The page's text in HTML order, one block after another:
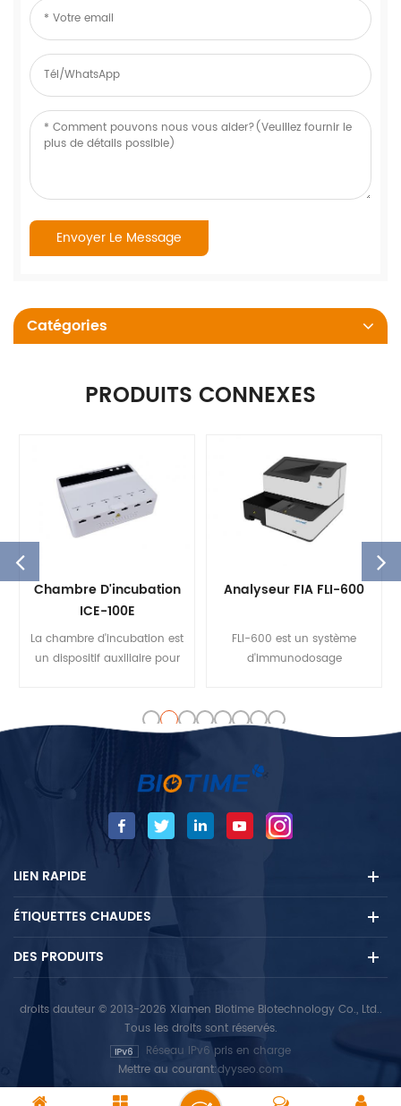
Catégories
PRODUITS CONNEXES
Chambre D'incubation
ICE-100E
La chambre d'incubation est
un dispositif auxiliaire pour
fluorescence de Biotime. La
température et le temps de
réaction sont critiques pour
les résultats des tests. La
chambre d'incubation
fournit un environnement
optimisé ainsi que des
minuteries automatiques
pour les réactions aux tests
afin d'améliorer la fiabilité
des résultats des tests.
Analyseur FIA FLI-600
FLI-600 est un système
d'immunodosage
mesurer la concentration
quantitative de l'analyte
automatisé permet
d'effectuer plusieurs tests
simultanés pour six
échantillons différents.
LIEN RAPIDE
ÉTIQUETTES CHAUDES
DES PRODUITS
droits dauteur © 2013-2026 Xiamen Biotime Biotechnology Co., Ltd..
Tous les droits sont réservés.
Réseau IPv6 pris en charge
Mettre au courant:dyyseo.com